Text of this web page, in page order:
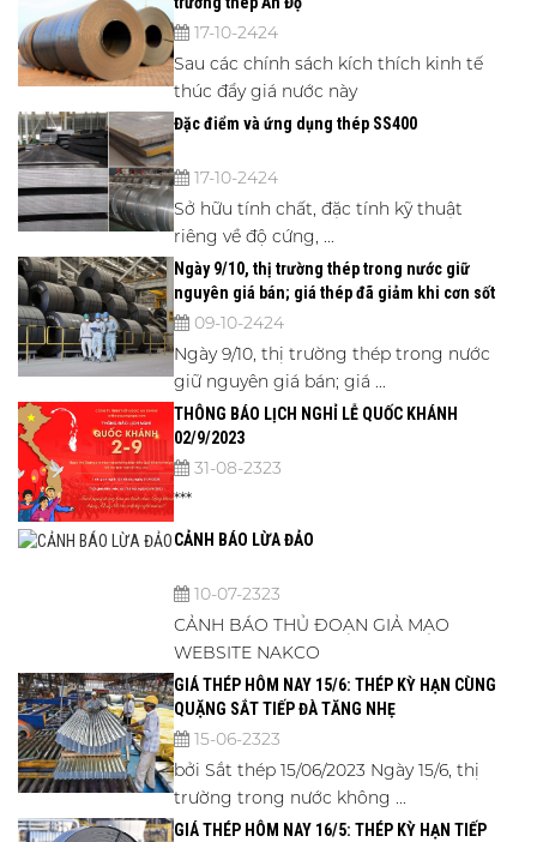
17-10-2424
Sau các chính sách kích thích kinh tế
thúc đẩy giá nước này
Đặc điểm và ứng dụng thép SS400
17-10-2424
Sở hữu tính chất, đặc tính kỹ thuật
riêng về độ cứng, ...
Ngày 9/10, thị trường thép trong nước giữ
nguyên giá bán; giá thép đã giảm khi cơn sốt
kích thích của Trung Quốc lắng xuống.
09-10-2424
Ngày 9/10, thị trường thép trong nước
giữ nguyên giá bán; giá ...
THÔNG BÁO LỊCH NGHỈ LỄ QUỐC KHÁNH
02/9/2023
31-08-2323
***
CẢNH BÁO LỪA ĐẢO
10-07-2323
CẢNH BÁO THỦ ĐOẠN GIẢ MẠO
WEBSITE NAKCO
GIÁ THÉP HÔM NAY 15/6: THÉP KỲ HẠN CÙNG
QUẶNG SẮT TIẾP ĐÀ TĂNG NHẸ
15-06-2323
bởi Sắt thép 15/06/2023 Ngày 15/6, thị
trường trong nước không ...
GIÁ THÉP HÔM NAY 16/5: THÉP KỲ HẠN TIẾP